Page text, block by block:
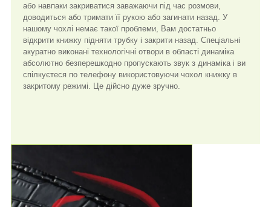
або навпаки закриватися заважаючи під час розмови,
доводиться або тримати її рукою або загинати назад. У
нашому чохлі немає такої проблеми, Вам достатньо
відкрити книжку підняти трубку і закрити назад. Спеціальні
акуратно виконані технологічні отвори в області динаміка
абсолютно безперешкодно пропускають звук з динаміка і ви
спілкуєтеся по телефону використовуючи чохол книжку в
закритому режимі. Це дійсно дуже зручно.